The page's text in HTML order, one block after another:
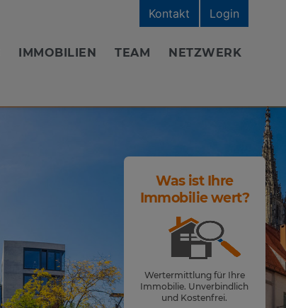
Was ist Ihre
Immobilie wert?
Wertermittlung für Ihre
Immobilie. Unverbindlich
und Kostenfrei.
Kontakt Login
IMMOBILIEN TEAM NETZWERK
HILFE
Um fortfahren zu können,müssen Sie eine
Auswahl treffen. Nachfolgend erhalten Sie
Erläuterung der verschiedenen Optionen und
Bedeutung.